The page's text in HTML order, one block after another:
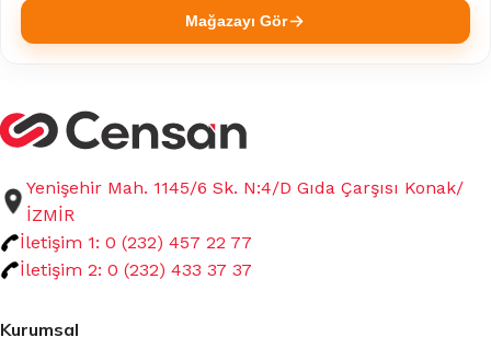
Mağazayı Gör
Yenişehir Mah. 1145/6 Sk. N:4/D Gıda Çarşısı Konak/
İZMİR
İletişim 1: 0 (232) 457 22 77
İletişim 2: 0 (232) 433 37 37
Kurumsal